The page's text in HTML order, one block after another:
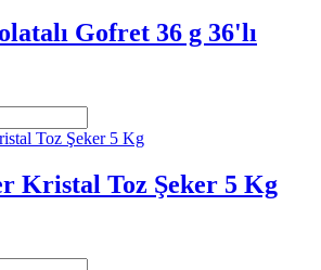
Gofret 36 g 36'lı
Kristal Toz Şeker 5 Kg